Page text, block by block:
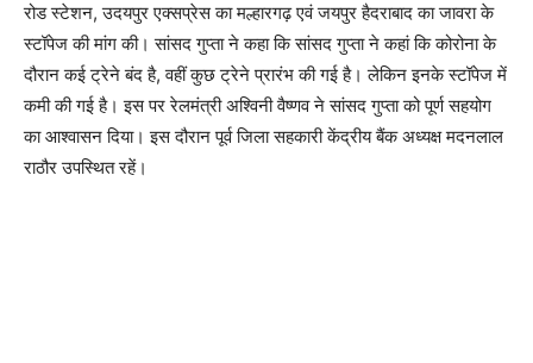
रोड स्टेशन, उदयपुर एक्सप्रेस का मल्हारगढ़ एवं जयपुर हैदराबाद का जावरा के
स्टॉपेज की मांग की। सांसद गुप्ता ने कहा कि सांसद गुप्ता ने कहां कि कोरोना के
दौरान कई ट्रेने बंद है, वहीं कुछ ट्रेने प्रारंभ की गई है। लेकिन इनके स्टॉपेज में
कमी की गई है। इस पर रेलमंत्री अश्विनी वैष्णव ने सांसद गुप्ता को पूर्ण सहयोग
का आश्वासन दिया। इस दौरान पूर्व जिला सहकारी केंद्रीय बैंक अध्यक्ष मदनलाल
राठौर उपस्थित रहें।